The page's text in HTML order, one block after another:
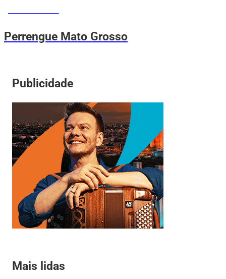
Perrengue Mato Grosso
Publicidade
Mais lidas